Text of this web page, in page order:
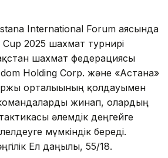
International Forum аясында
2025 шахмат турнирі
шахмат федерациясы
Holding Corp. және «Астана»
орталығының қолдауымен
жинап, олардың
әлемдік деңгейге
мүмкіндік береді.
Ел даңғылы, 55/18.